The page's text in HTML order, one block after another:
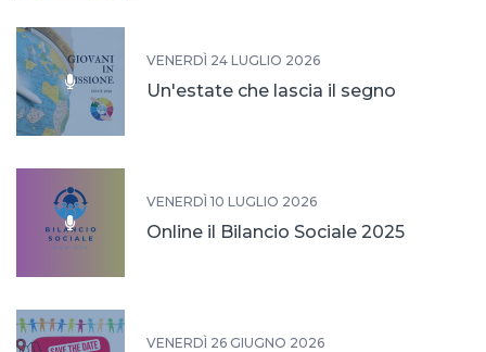
VENERDÌ 24 LUGLIO 2026
Un'estate che lascia il segno
VENERDÌ 10 LUGLIO 2026
Online il Bilancio Sociale 2025
VENERDÌ 26 GIUGNO 2026